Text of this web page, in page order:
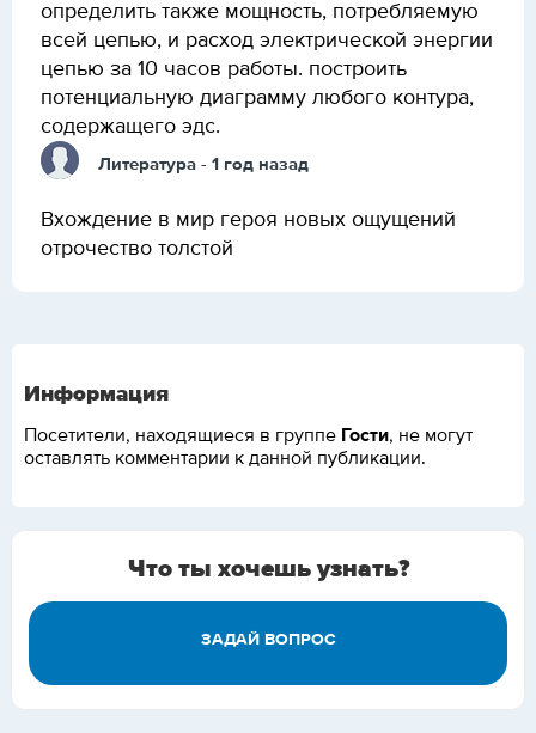
определить также мощность, потребляемую
всей цепью, и расход электрической энергии
цепью за 10 часов работы. построить
потенциальную диаграмму любого контура,
содержащего эдс.
Литература - 1 год назад
Вхождение в мир героя новых ощущений
отрочество толстой
Информация
Посетители, находящиеся в группе Гости, не могут
оставлять комментарии к данной публикации.
Что ты хочешь узнать?
ЗАДАЙ ВОПРОС